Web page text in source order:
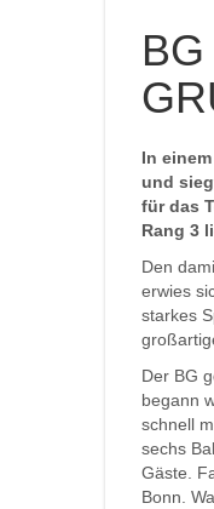
In
und
für das
Rang 3
Den
erwies
starkes
Der BG
begann
schnell
sechs
Gäste.
Bonn.